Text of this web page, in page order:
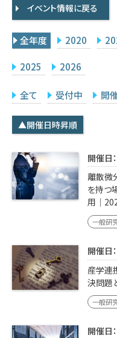
採択研究・報告書一覧
イベント情報
研究代表者専用
学内専用
Q&A
メルマガ
イベント情報に戻る
全年度 2020
2025 2026
全て 受付中 開
▲開催日時昇順
開催日
離散微
を持つ
用｜
一般研
開催日
産学連
決問題
一般研
開催日